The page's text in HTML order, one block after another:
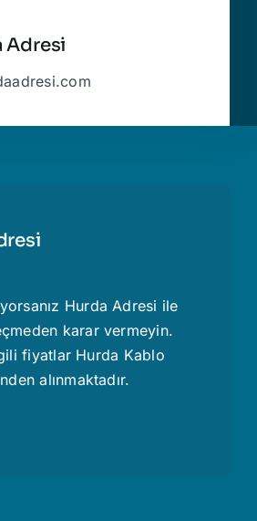
Adresi
Hurda Adresi ile
karar vermeyin.
fiyatlar Hurda Kablo
alınmaktadır.